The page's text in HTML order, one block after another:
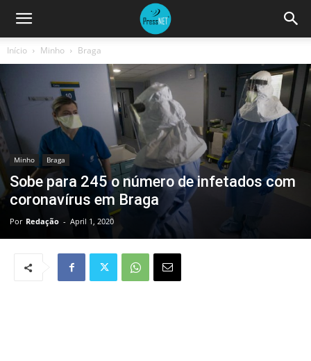
Início Minho Braga
Minho Braga
Sobe para 245 o número de infetados com
coronavírus em Braga
Por Redação - April 1, 2020